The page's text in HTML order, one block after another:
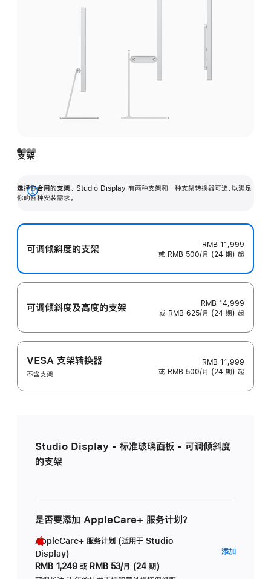
支架
选择你合用的支架。 Studio Display 有两种支架和一种支架转换器可选，以满足
你的各种安装需求。
展
可调倾斜度的支架
RMB 11,999
或 RMB 500/月 (24 期) 起
可调倾斜度及高‍度的支‍架
RMB 14,999
或 RMB 625/月 (24 期) 起
VESA 支架转换器
不含支架
RMB 11,999
或 RMB 500/月 (24 期) 起
Studio Display - 标准玻璃面板 - 可调倾斜度
的支架
是否要添加 AppleCare+ 服务计划？
AppleCare+ 服务计划 (适用于 Studio
Display)
RMB 1,249 或 RMB 53/月 (24 期)
添加